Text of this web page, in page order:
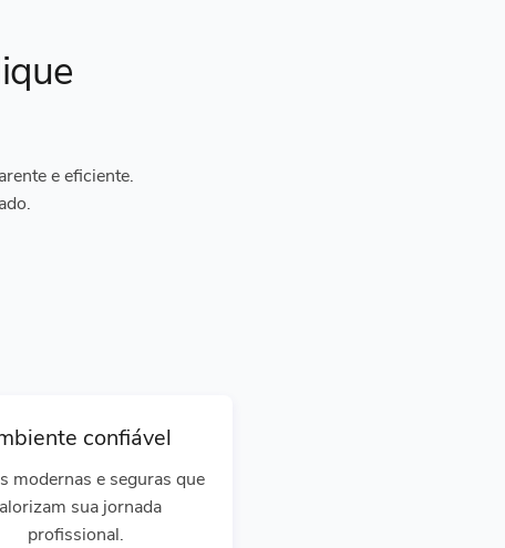
e eficiente.
confiável
modernas e seguras que
sua jornada
profissional.